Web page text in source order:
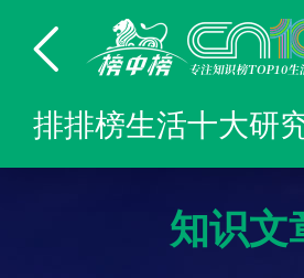
排排榜生活十大研
知识文